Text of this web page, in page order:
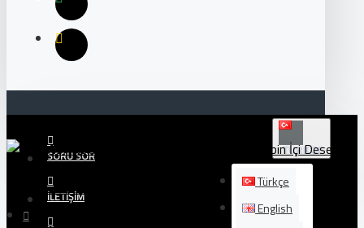
SORU SOR
İLETIŞIM
TÜRKÇE
Türkçe
English